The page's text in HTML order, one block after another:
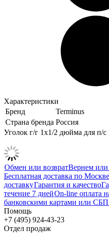
Характеристики
Бренд
Terminus
Страна бренда Россия
Уголок г/г 1х1/2 дюйма для п/
Обмен или возвратВернем или
Бесплатная доставка по Москве
доставкуГарантия и качество
течение 7 днейOn-line оплата
банковскими картами или
Помощь
+7 (495) 924-43-23
Отдел продаж